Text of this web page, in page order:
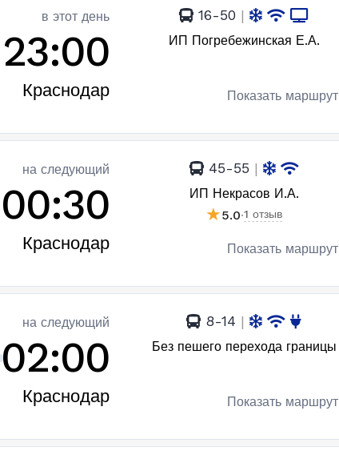
в этот день
23:00
Краснодар
16-50 |
ИП Погребежинская Е.А.
Показать маршрут
на следующий
00:30
Краснодар
45-55 |
ИП Некрасов И.А.
★5.0·1 отзыв
Показать маршрут
на следующий
02:00
Краснодар
8-14 |
Без пешего перехода границы
Показать маршрут